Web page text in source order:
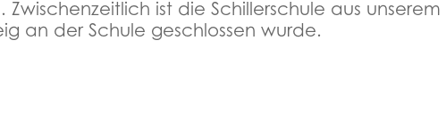
ist die Schillerschule aus unserem
an der Schule geschlossen wurde.